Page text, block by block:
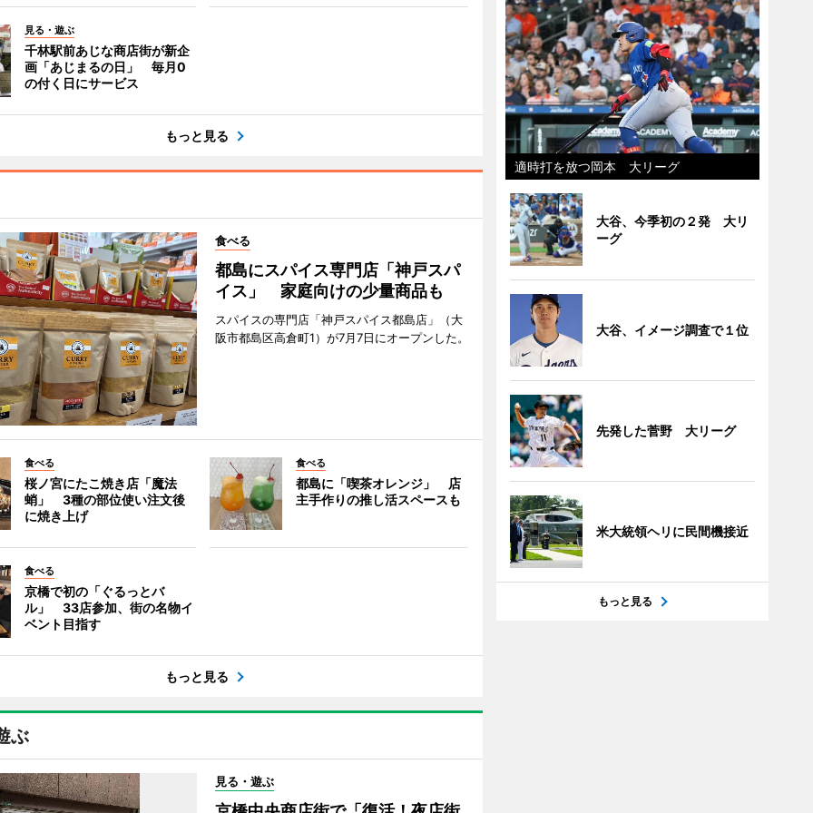
見る・遊ぶ
千林駅前あじな商店街が新企
画「あじまるの日」 毎月0
の付く日にサービス
もっと見る
食べる
都島にスパイス専門店「神戸スパ
イス」 家庭向けの少量商品も
スパイスの専門店「神戸スパイス都島店」（大
阪市都島区高倉町1）が7月7日にオープンした。
食べる
桜ノ宮にたこ焼き店「魔法
蛸」 3種の部位使い注文後
に焼き上げ
食べる
都島に「喫茶オレンジ」 店
主手作りの推し活スペースも
食べる
京橋で初の「ぐるっとバ
ル」 33店参加、街の名物イ
ベント目指す
もっと見る
ぶ
見る・遊ぶ
適時打を放つ岡本 大リーグ
大谷、今季初の２発 大リ
ーグ
大谷、イメージ調査で１位
先発した菅野 大リーグ
米大統領ヘリに民間機接近
もっと見る